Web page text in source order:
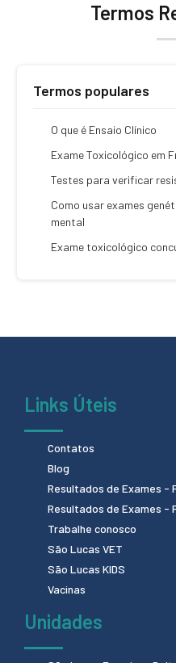
Termos
Termos populares
O que é Ensaio Clínico
Exame Toxicológico em
Testes para verificar
Como usar exames
mental
Exame toxicológico
Links Úteis
Contatos
Blog
Resultados de Exames -
Resultados de Exames -
Trabalhe conosco
São Lucas VET
São Lucas KIDS
Vacinas
Unidades